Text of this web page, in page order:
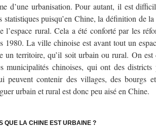
d’une urbanisation. Pour autant, il est
statistiques puisqu’en Chine, la définition de
l’espace rural. Cela a été conforté par les
1980. La ville chinoise est avant tout un
un territoire, qu’il soit urbain ou rural. On est
municipalités chinoises, qui ont des districts
peuvent contenir des villages, des bourgs
urbain et rural est donc peu aisé en Chine.
QUE LA CHINE EST URBAINE ?